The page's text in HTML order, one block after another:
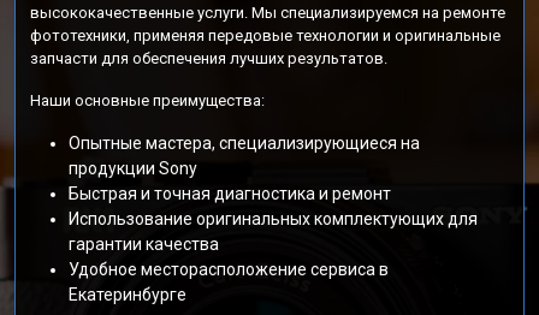
высококачественные услуги. Мы специализируемся на ремонте
фототехники, применяя передовые технологии и оригинальные
запчасти для обеспечения лучших результатов.
Наши основные преимущества:
Опытные мастера, специализирующиеся на
продукции Sony
Быстрая и точная диагностика и ремонт
Использование оригинальных комплектующих для
гарантии качества
Удобное месторасположение сервиса в
Екатеринбурге